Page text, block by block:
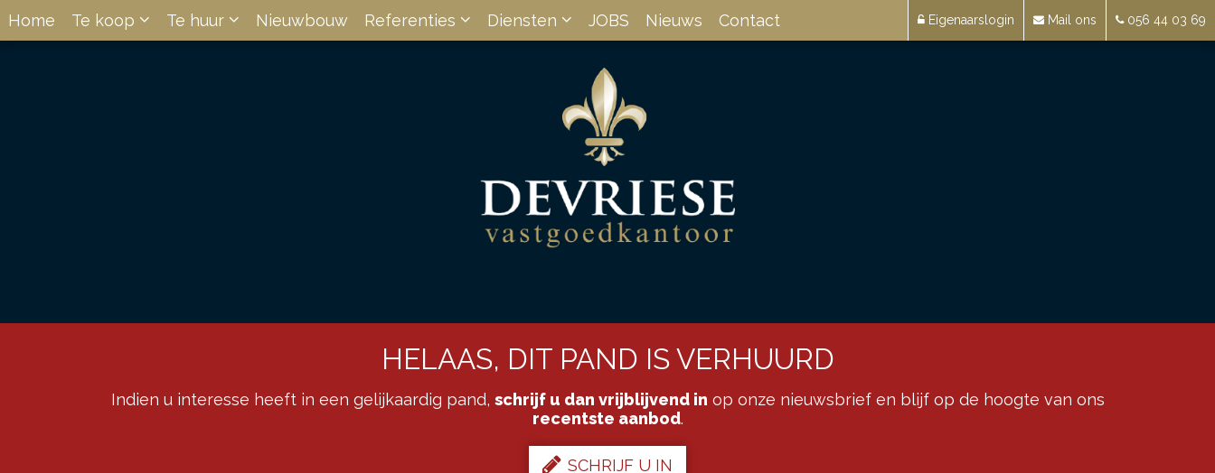
Home Te koop Te huur Nieuwbouw Referenties Diensten JOBS Nieuws Contact Eigenaarslogin Mail ons 056 44 03 69
HELAAS, DIT PAND IS VERHUURD
Indien u interesse heeft in een gelijkaardig pand, schrijf u dan vrijblijvend in op onze nieuwsbrief en blijf op de hoogte van ons
recentste aanbod.
SCHRIJF U IN